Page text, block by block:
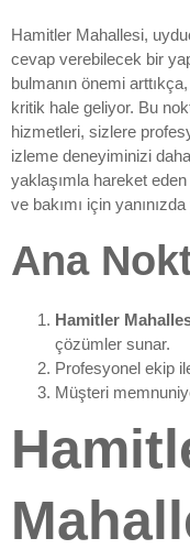
Hamitler Mahallesi,
cevap verebilecek bir
bulmanın önemi
kritik hale geliyor. Bu
hizmetleri, sizlere
izleme deneyiminizi
yaklaşımla hareket
ve bakımı için
Ana
Hamitler
çözümler sunar.
Profesyonel ekip
Müşteri